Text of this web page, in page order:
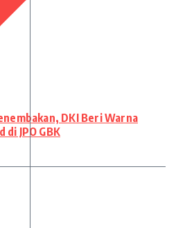
DKI Beri Warna
JPO GBK